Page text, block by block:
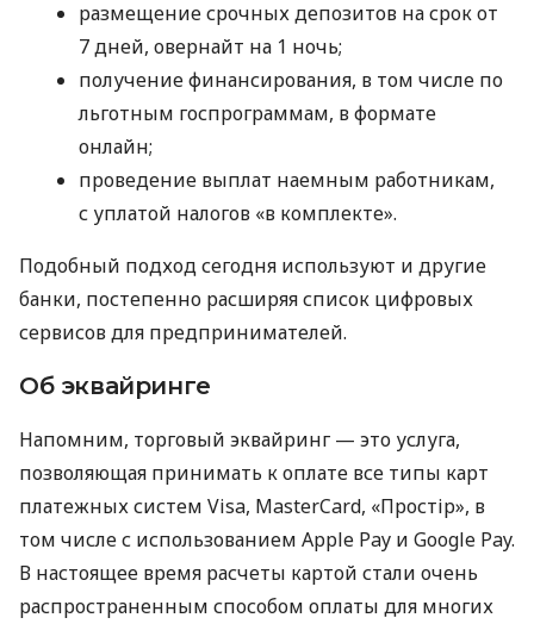
размещение срочных депозитов на срок от
7 дней, овернайт на 1 ночь;
получение финансирования, в том числе по
льготным госпрограммам, в формате
онлайн;
проведение выплат наемным работникам,
с уплатой налогов «в комплекте».
Подобный подход сегодня используют и другие
банки, постепенно расширяя список цифровых
сервисов для предпринимателей.
Об эквайринге
Напомним, торговый эквайринг — это услуга,
позволяющая принимать к оплате все типы карт
платежных систем Visa, MasterCard, «Простір», в
том числе с использованием Apple Pay и Google Pay.
В настоящее время расчеты картой стали очень
распространенным способом оплаты для многих